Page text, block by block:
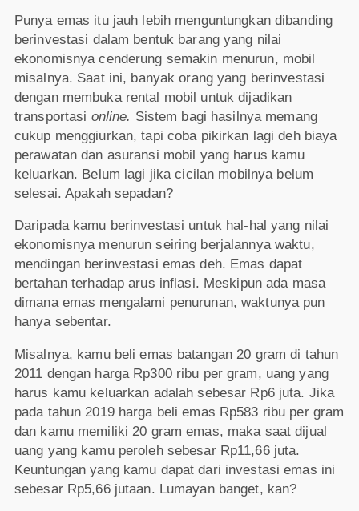
Punya emas itu jauh lebih menguntungkan dibanding
berinvestasi dalam bentuk barang yang nilai
ekonomisnya cenderung semakin menurun, mobil
misalnya. Saat ini, banyak orang yang berinvestasi
dengan membuka rental mobil untuk dijadikan
transportasi online. Sistem bagi hasilnya memang
cukup menggiurkan, tapi coba pikirkan lagi deh biaya
perawatan dan asuransi mobil yang harus kamu
keluarkan. Belum lagi jika cicilan mobilnya belum
selesai. Apakah sepadan?
Daripada kamu berinvestasi untuk hal-hal yang nilai
ekonomisnya menurun seiring berjalannya waktu,
mendingan berinvestasi emas deh. Emas dapat
bertahan terhadap arus inflasi. Meskipun ada masa
dimana emas mengalami penurunan, waktunya pun
hanya sebentar.
Misalnya, kamu beli emas batangan 20 gram di tahun
2011 dengan harga Rp300 ribu per gram, uang yang
harus kamu keluarkan adalah sebesar Rp6 juta. Jika
pada tahun 2019 harga beli emas Rp583 ribu per gram
dan kamu memiliki 20 gram emas, maka saat dijual
uang yang kamu peroleh sebesar Rp11,66 juta.
Keuntungan yang kamu dapat dari investasi emas ini
sebesar Rp5,66 jutaan. Lumayan banget, kan?